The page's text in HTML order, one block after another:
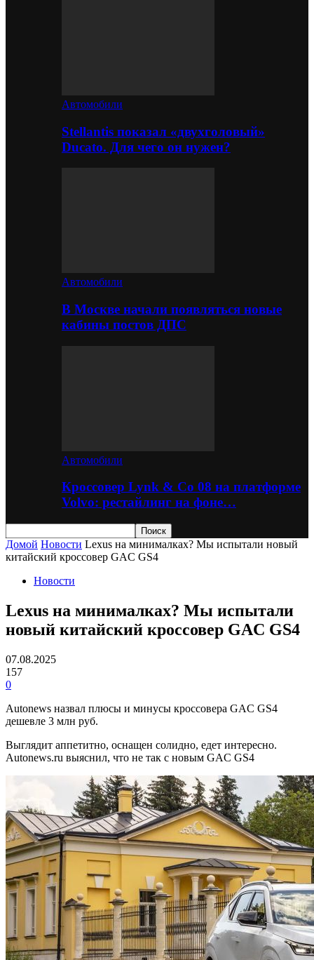
Автомобили
Stellantis показал «двухголовый»
Ducato. Для чего он нужен?
Автомобили
В Москве начали появляться новые
кабины постов ДПС
Автомобили
Кроссовер Lynk & Co 08 на платформе
Volvo: рестайлинг на фоне…
Домой Новости Lexus на минималках? Мы испытали новый
китайский кроссовер GAC GS4
Новости
Lexus на минималках? Мы испытали
новый китайский кроссовер GAC GS4
07.08.2025
157
0
Autonews назвал плюсы и минусы кроссовера GAC GS4
дешевле 3 млн руб.
Выглядит аппетитно, оснащен солидно, едет интересно.
Autonews.ru выяснил, что не так с новым GAC GS4